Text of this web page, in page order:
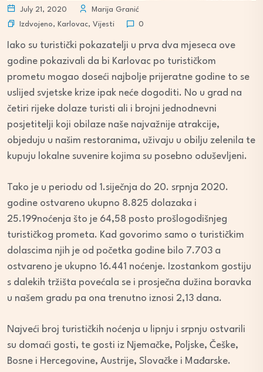
July 21, 2020
Marija Granić
Izdvojeno, Karlovac, Vijesti 0
Iako su turistički pokazatelji u prva dva mjeseca ove
godine pokazivali da bi Karlovac po turističkom
prometu mogao doseći najbolje prijeratne godine to se
uslijed svjetske krize ipak neće dogoditi. No u grad na
četiri rijeke dolaze turisti ali i brojni jednodnevni
posjetitelji koji obilaze naše najvažnije atrakcije,
objeduju u našim restoranima, uživaju u obilju zelenila te
kupuju lokalne suvenire kojima su posebno oduševljeni.
Tako je u periodu od 1.siječnja do 20. srpnja 2020.
godine ostvareno ukupno 8.825 dolazaka i
25.199noćenja što je 64,58 posto prošlogodišnjeg
turističkog prometa. Kad govorimo samo o turističkim
dolascima njih je od početka godine bilo 7.703 a
ostvareno je ukupno 16.441 noćenje. Izostankom gostiju
s dalekih tržišta povećala se i prosječna dužina boravka
u našem gradu pa ona trenutno iznosi 2,13 dana.
Najveći broj turističkih noćenja u lipnju i srpnju ostvarili
su domaći gosti, te gosti iz Njemačke, Poljske, Češke,
Bosne i Hercegovine, Austrije, Slovačke i Mađarske.